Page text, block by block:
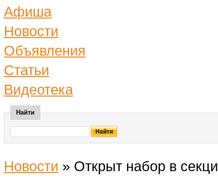
Афиша
Новости
Объявления
Статьи
Видеотека
Найти
Новости » Открыт набор в